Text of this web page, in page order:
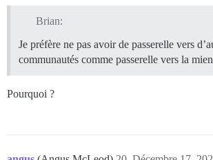
Brian:
Je préfère ne pas avoir de passerelle vers
communautés comme passerelle vers la
Pourquoi ?